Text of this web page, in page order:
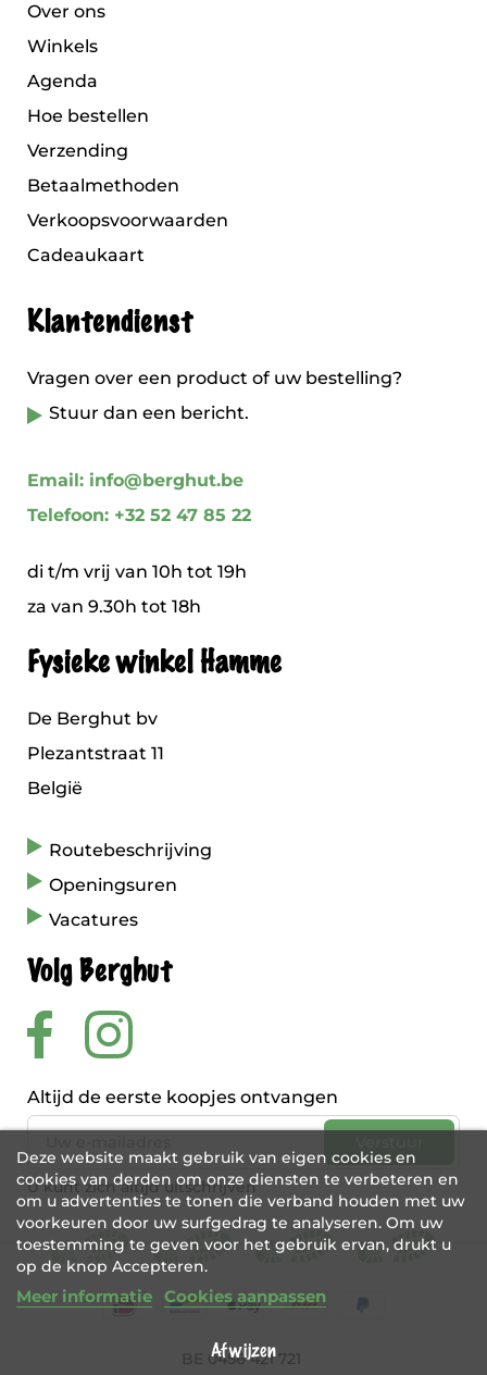
Over ons
Winkels
Agenda
Hoe bestellen
Verzending
Betaalmethoden
Verkoopsvoorwaarden
Cadeaukaart
Klantendienst
Vragen over een product of uw bestelling?
Stuur dan een bericht.
Email: info@berghut.be
Telefoon: +32 52 47 85 22
di t/m vrij van 10h tot 19h
za van 9.30h tot 18h
Fysieke winkel Hamme
De Berghut bv
Plezantstraat 11
België
Routebeschrijving
Openingsuren
Vacatures
Volg Berghut
Altijd de eerste koopjes ontvangen
U kunt zich altijd uitschrijven
Deze website maakt gebruik van eigen cookies en
cookies van derden om onze diensten te verbeteren en
om u advertenties te tonen die verband houden met uw
voorkeuren door uw surfgedrag te analyseren. Om uw
toestemming te geven voor het gebruik ervan, drukt u
op de knop Accepteren.
Meer informatie Cookies aanpassen
Afwijzen
BE 0456 421 721